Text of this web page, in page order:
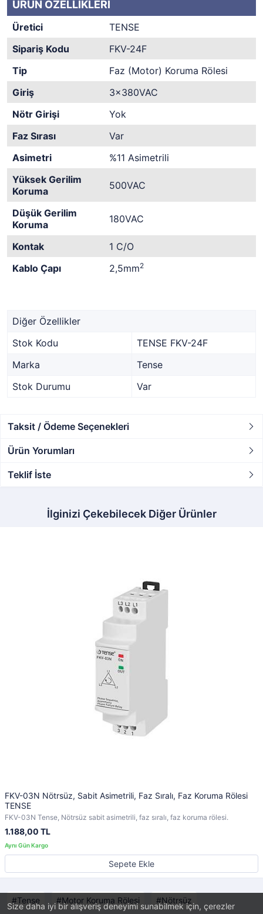
Size daha iyi bir alışveriş deneyimi sunabilmek için, çerezler
ÜRÜN ÖZELLİKLERİ
Üretici
TENSE
Sipariş Kodu
FKV-24F
Tip
Faz (Motor) Koruma Rölesi
Giriş
3x380VAC
Nötr Girişi
Yok
Faz Sırası
Var
Asimetri
%11 Asimetrili
Yüksek Gerilim
Koruma
500VAC
Düşük Gerilim
Koruma
180VAC
Kontak
1 C/O
Kablo Çapı
2,5mm2
Diğer Özellikler
Stok Kodu
TENSE FKV-24F
Marka
Tense
Stok Durumu
Var
Taksit / Ödeme Seçenekleri
Ürün Yorumları
Teklif İste
İlginizi Çekebilecek Diğer Ürünler
FKV-03N Nötrsüz, Sabit Asimetrili, Faz Sıralı, Faz Koruma Rölesi
TENSE
FKV-03N Tense, Nötrsüz sabit asimetrili, faz sıralı, faz koruma rölesi.
1.188,00 TL
Sepete Ekle
Tense Motor Koruma Rölesi Nötrsüz